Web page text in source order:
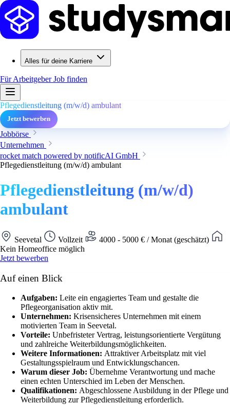
Alles für deine Karriere
Für ArbeitgeberJob finden
Pflegedienstleitung (m/w/d) ambulant
Jetzt bewerben
Jobbörse
Unternehmen
rocket match powered by notificAI GmbH
Pflegedienstleitung (m/w/d) ambulant
Pflegedienstleitung (m/w/d)
ambulant
Seevetal Vollzeit
4000 - 5000 € / Monat (geschätzt)
Kein Homeoffice möglich
Jetzt bewerben
Auf einen Blick
Aufgaben: Leite ein engagiertes Team und gestalte die
Pflegeorganisation aktiv mit.
Unternehmen: Krisensicheres Unternehmen mit einem
motivierten Team in Seevetal.
Vorteile: Unbefristeter Vertrag, leistungsorientierte Vergütung
und zahlreiche Weiterbildungsmöglichkeiten.
Weitere Informationen: Attraktiver Arbeitsplatz mit viel
Gestaltungsspielraum und Entwicklungschancen.
Warum dieser Job: Übernehme Verantwortung und mache
einen echten Unterschied im Leben der Menschen.
Qualifikationen: Abgeschlossene Ausbildung in der Pflege und
Weiterbildung zur Pflegedienstleitung erforderlich.